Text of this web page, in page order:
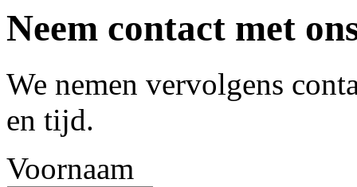
Neem contact met
We nemen vervolgens
en tijd.
Voornaam